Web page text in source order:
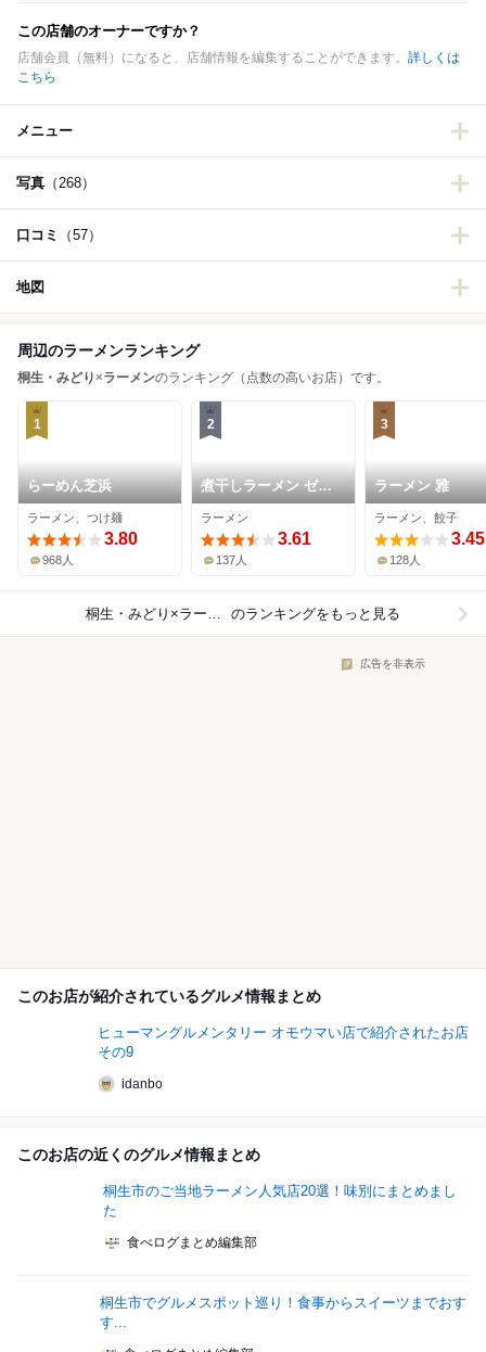
この店舗のオーナーですか？
店舗会員（無料）になると、店舗情報を編集することができます。 詳しくは
こちら
メニュー
写真 （268）
口コミ （57）
地図
周辺のラーメンランキング
桐生・みどり ×ラーメンのランキング（点数の高いお店）です。
1
らーめん芝浜
ラーメン、つけ麺
3.80
968人
2
煮干しラーメン ゼク
ウ
ラーメン
3.61
137人
3
ラーメン 雅
ラーメン、餃子
3.45
128人
桐生・みどり×ラーメン のランキングをもっと見る
広告を非表示
このお店が紹介されているグルメ情報まとめ
ヒューマングルメンタリー オモウマい店で紹介されたお店
その9
idanbo
このお店の近くのグルメ情報まとめ
桐生市のご当地ラーメン人気店20選！味別にまとめまし
た
食べログまとめ編集部
桐生市でグルメスポット巡り！食事からスイーツまでおす
す...